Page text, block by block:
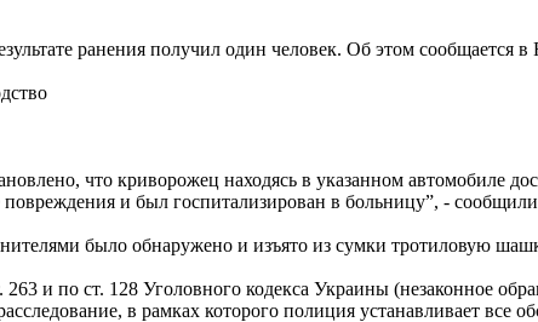
ранения получил один человек. Об этом сообщается
что криворожец находясь в указанном автомобиле
и был госпитализирован в больницу”, -
было обнаружено и изъято из сумки тротиловую
и по ст. 128 Уголовного кодекса Украины (незаконное
в рамках которого полиция устанавливает все